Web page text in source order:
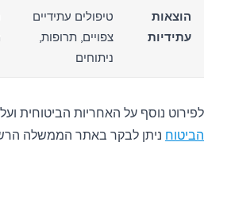
הוצאות
עתידיות
טיפולים עתידיים
צפויים, תרופות,
ניתוחים
לפירוט נוסף על האחריות הביטוחית ועל
הביטוח ניתן לבקר באתר הממשלה